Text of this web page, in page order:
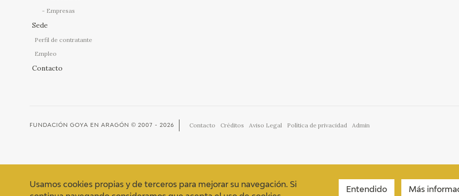
Empresas
Sede
Perfil de contratante
Empleo
Contacto
FUNDACIÓN GOYA EN ARAGÓN © 2007 - 2026 Contacto Créditos Aviso Legal Política de privacidad Admin
Usamos cookies propias y de terceros para mejorar su navegación. Si
Entendido Más